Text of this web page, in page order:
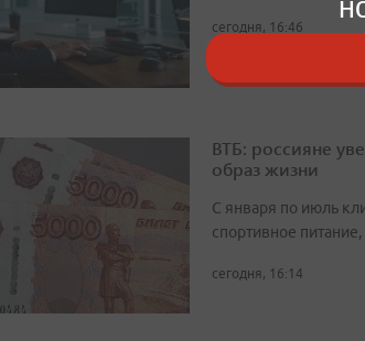
сегодня, 16:46
ВТБ: россияне
образ жизни
С января по июль
спортивное
сегодня, 16:14